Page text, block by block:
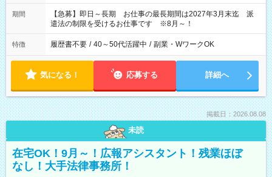
期間
【急募】即日～長期 お仕事の最長期間は2027年3月末迄 派
遣法の制限を受けるお仕事です ※8月～！
特徴 履歴書不要 / 40～50代活躍中 / 副業・WワークOK
気になる！ 応募する 詳細へ
掲載日：2026.08.08
未読
在宅OK！9月～！広報アシスタント！残業ほぼ
なし！大手法律事務所！